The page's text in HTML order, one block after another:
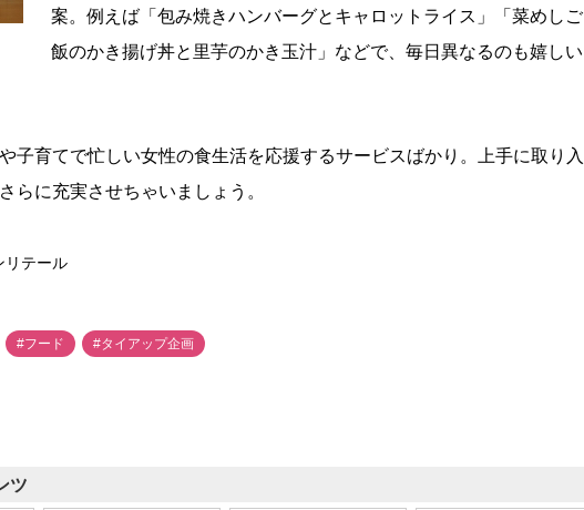
案。例えば「包み焼きハンバーグとキャロットライス」「菜めしご
飯のかき揚げ丼と里芋のかき玉汁」などで、毎日異なるのも嬉しい
子育てで忙しい女性の食生活を応援するサービスばかり。上手に取り入
らに充実させちゃいましょう。
リテール
#フード #タイアップ企画
ツ